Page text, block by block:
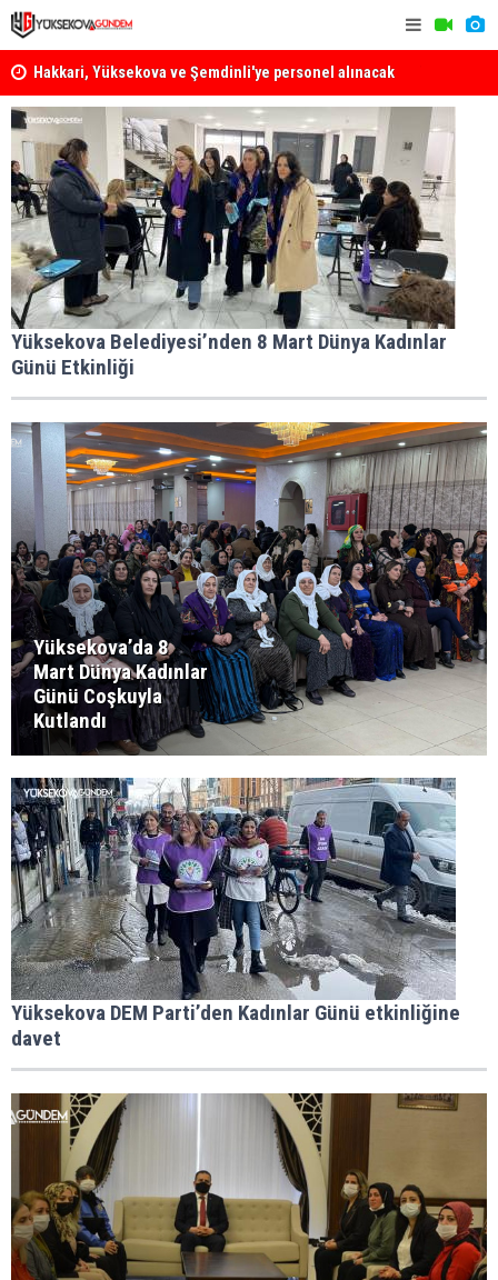
Hakkari, Yüksekova ve Şemdinli'ye personel alınacak
Yüksekova Ziraat Odası'ndan Yangınlara Karşı Duyarlılık
Çağrısı
Yüksekova Belediyesi’nden 8 Mart Dünya Kadınlar
Günü Etkinliği
Yüksekova’da 8
Mart Dünya Kadınlar
Günü Coşkuyla
Kutlandı
Yüksekova DEM Parti’den Kadınlar Günü etkinliğine
davet